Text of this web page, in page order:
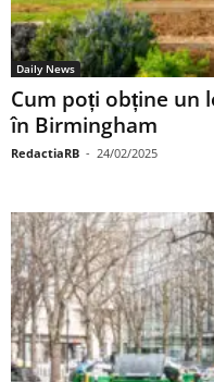
Daily News
Cum poți obține un
în Birmingham
RedactiaRB - 24/02/2025